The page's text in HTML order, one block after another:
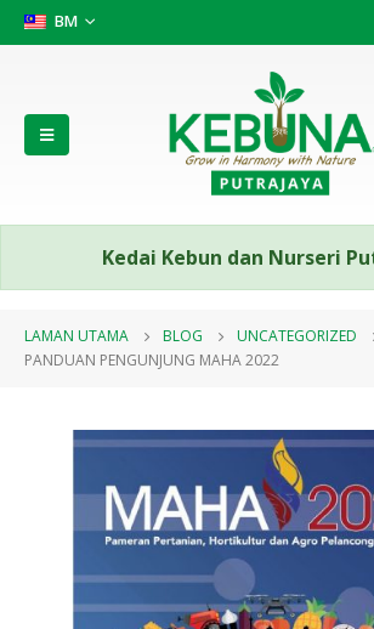
BM
Kedai Kebun dan Nurseri
LAMAN UTAMA BLOG
UNCATEGORIZED
PANDUAN PENGUNJUNG MAHA 2022